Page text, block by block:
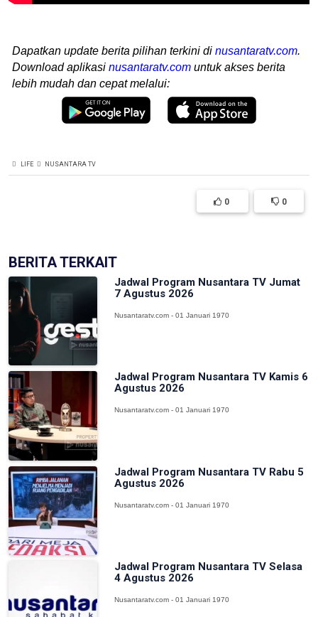
Dapatkan update berita pilihan terkini di nusantaratv.com.
Download aplikasi nusantaratv.com untuk akses berita
lebih mudah dan cepat melalui:
LIFE NUSANTARA TV
0 0
BERITA TERKAIT
Jadwal Program Nusantara TV Jumat
7 Agustus 2026
Nusantaratv.com - 01 Januari 1970
Jadwal Program Nusantara TV Kamis 6
Agustus 2026
Nusantaratv.com - 01 Januari 1970
Jadwal Program Nusantara TV Rabu 5
Agustus 2026
Nusantaratv.com - 01 Januari 1970
Jadwal Program Nusantara TV Selasa
4 Agustus 2026
Nusantaratv.com - 01 Januari 1970